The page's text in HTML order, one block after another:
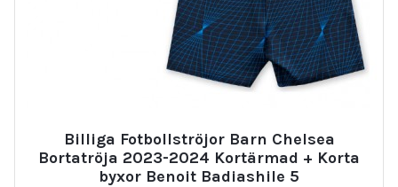
Billiga Fotbollströjor Barn Chelsea
Bortatröja 2023-2024 Kortärmad + Korta
byxor Benoit Badiashile 5